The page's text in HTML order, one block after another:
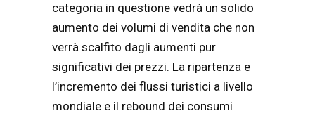
categoria in questione vedrà un solido
aumento dei volumi di vendita che non
verrà scalfito dagli aumenti pur
significativi dei prezzi. La ripartenza e
l’incremento dei flussi turistici a livello
mondiale e il rebound dei consumi